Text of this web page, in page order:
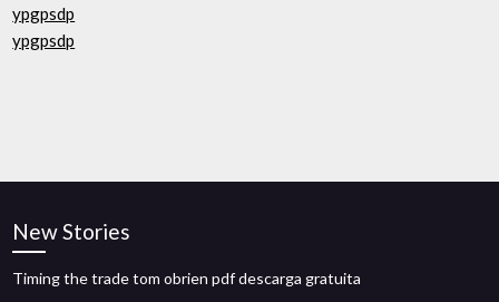
ypgpsdp
ypgpsdp
New Stories
Timing the trade tom obrien pdf descarga gratuita